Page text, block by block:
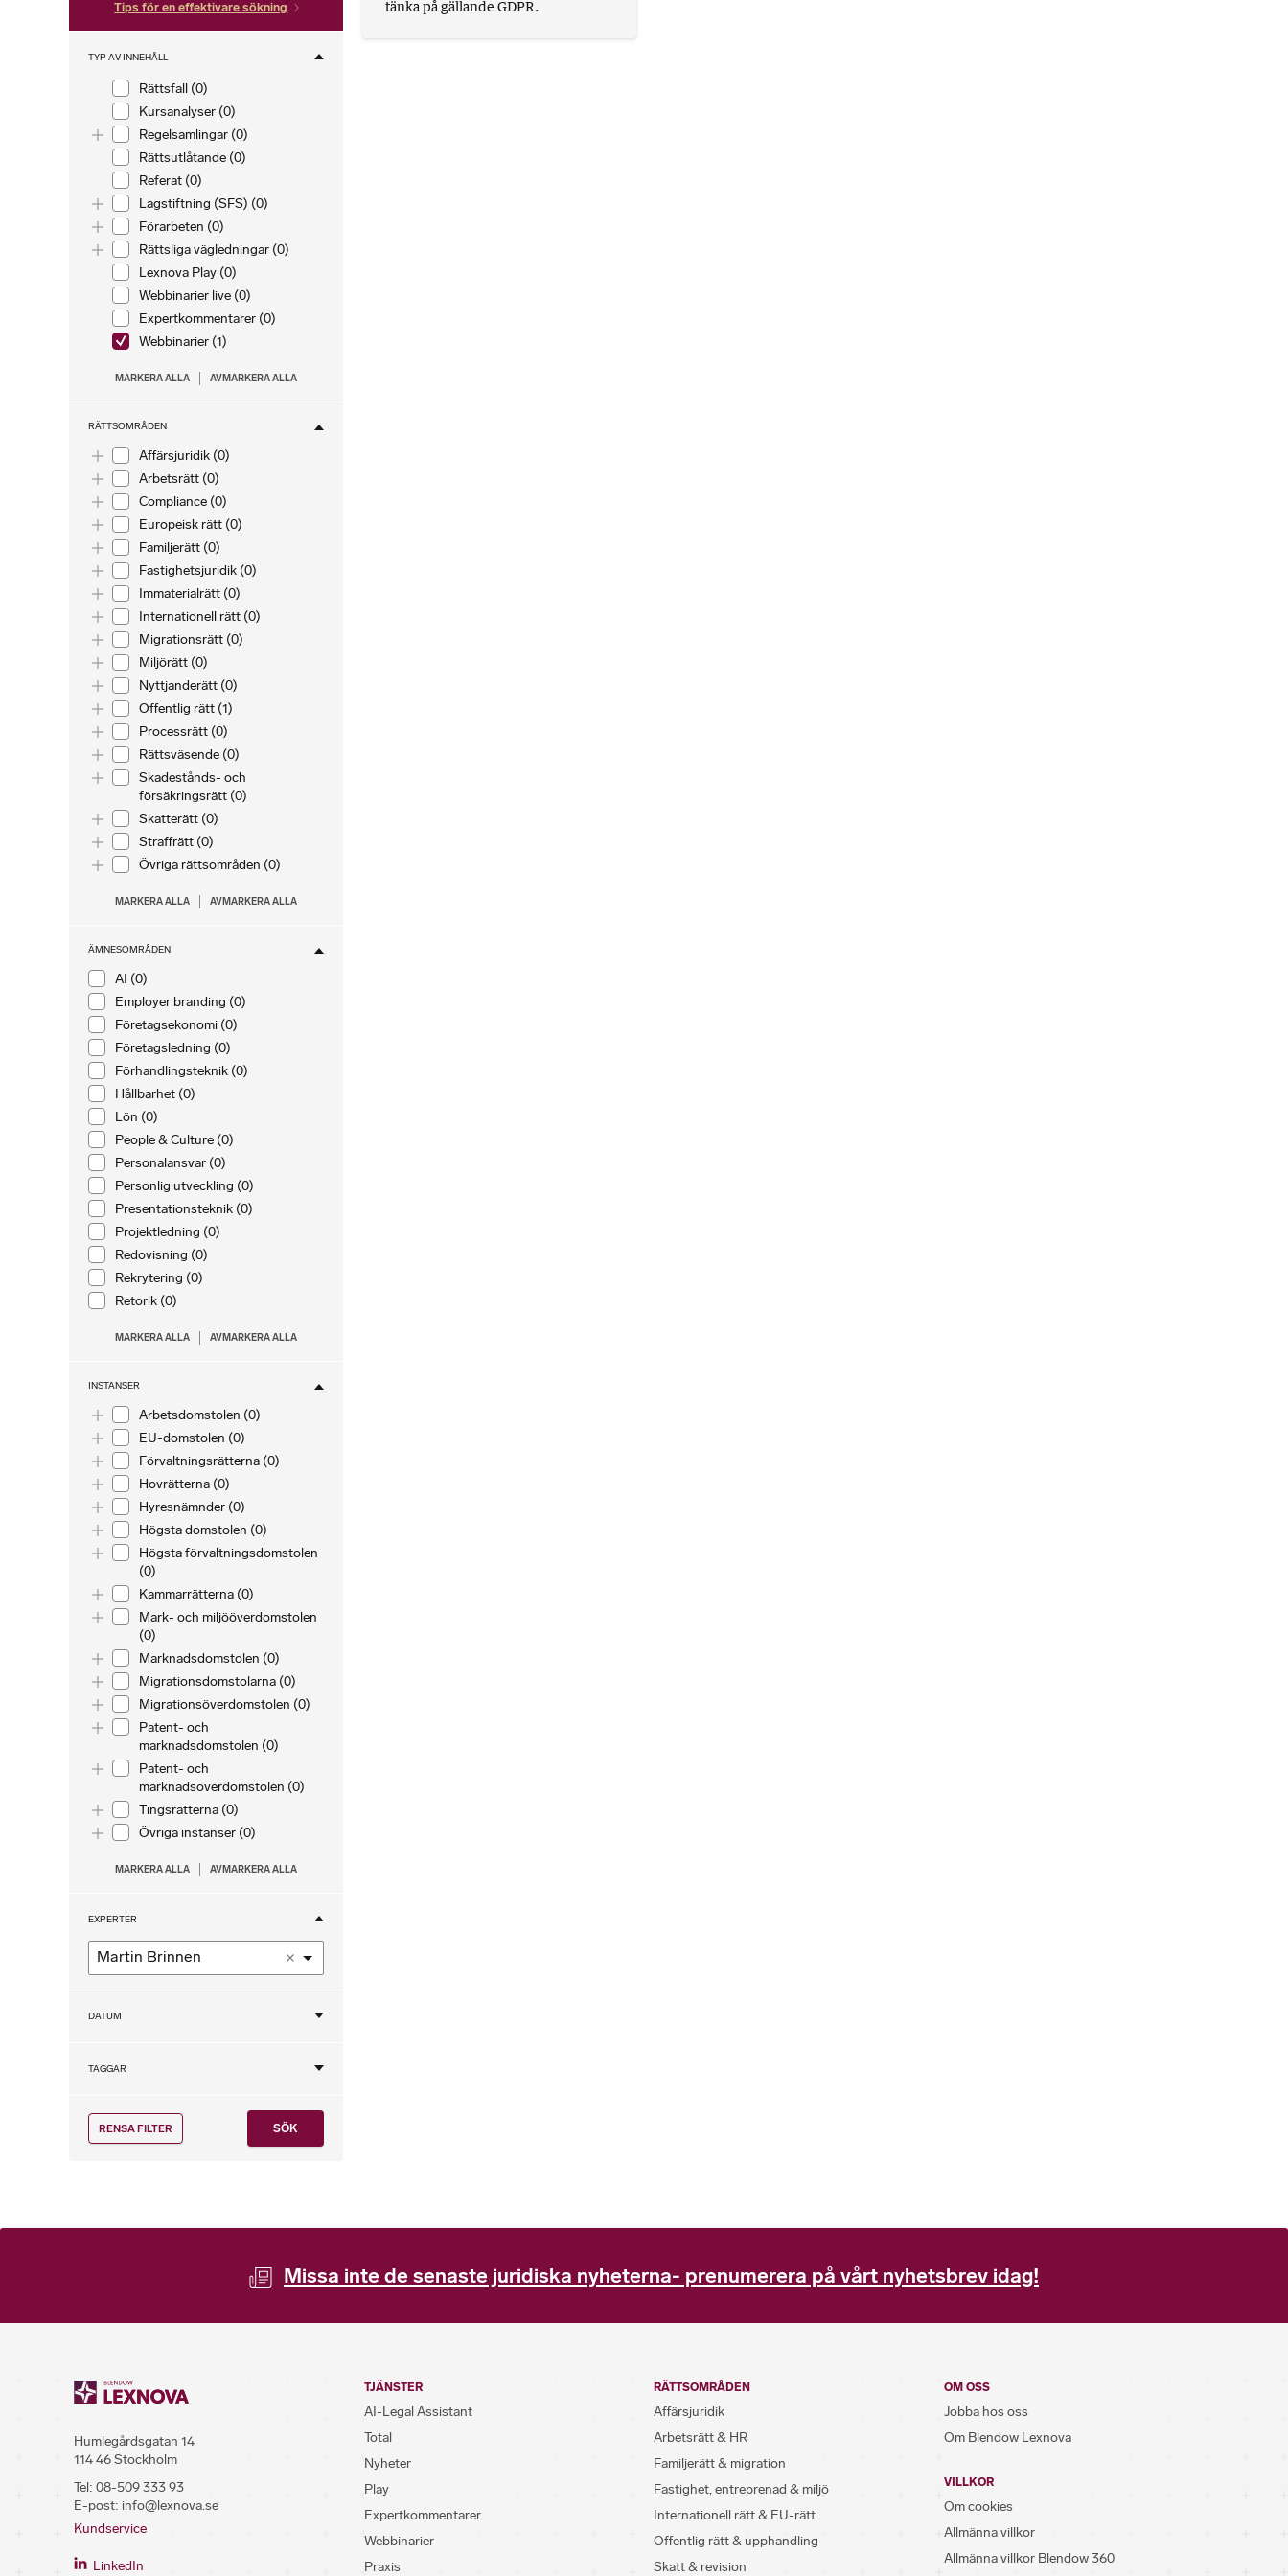
Tips för en effektivare sökning
TYP AV INNEHÅLL
Rättsfall (0)
Kursanalyser (0)
Regelsamlingar (0)
Toggle list
Rättsutlåtande (0)
Referat (0)
Lagstiftning (SFS) (0)
Toggle list
Förarbeten (0)
Toggle list
Rättsliga vägledningar (0)
Toggle list
Lexnova Play (0)
Webbinarier live (0)
Expertkommentarer (0)
Webbinarier (1)
MARKERA ALLA AVMARKERA ALLA
RÄTTSOMRÅDEN
Affärsjuridik (0)
Toggle list
Arbetsrätt (0)
Toggle list
Compliance (0)
Toggle list
Europeisk rätt (0)
Toggle list
Familjerätt (0)
Toggle list
Fastighetsjuridik (0)
Toggle list
Immaterialrätt (0)
Toggle list
Internationell rätt (0)
Toggle list
Migrationsrätt (0)
Toggle list
Miljörätt (0)
Toggle list
Nyttjanderätt (0)
Toggle list
Offentlig rätt (1)
Toggle list
Processrätt (0)
Toggle list
Rättsväsende (0)
Toggle list
Skadestånds- och
försäkringsrätt (0)
Toggle list
Skatterätt (0)
Toggle list
Straffrätt (0)
Toggle list
Övriga rättsområden (0)
Toggle list
MARKERA ALLA AVMARKERA ALLA
ÄMNESOMRÅDEN
AI (0)
Employer branding (0)
Företagsekonomi (0)
Företagsledning (0)
Förhandlingsteknik (0)
Hållbarhet (0)
Lön (0)
People & Culture (0)
Personalansvar (0)
Personlig utveckling (0)
Presentationsteknik (0)
Projektledning (0)
Redovisning (0)
Rekrytering (0)
Retorik (0)
MARKERA ALLA AVMARKERA ALLA
INSTANSER
Arbetsdomstolen (0)
Toggle list
EU-domstolen (0)
Toggle list
Förvaltningsrätterna (0)
Toggle list
Hovrätterna (0)
Toggle list
Hyresnämnder (0)
Toggle list
Högsta domstolen (0)
Toggle list
Högsta förvaltningsdomstolen
(0)
Toggle list
Kammarrätterna (0)
Toggle list
Mark- och miljööverdomstolen
(0)
Toggle list
Marknadsdomstolen (0)
Toggle list
Migrationsdomstolarna (0)
Toggle list
Migrationsöverdomstolen (0)
Toggle list
Patent- och
marknadsdomstolen (0)
Toggle list
Patent- och
marknadsöverdomstolen (0)
Toggle list
Tingsrätterna (0)
Toggle list
Övriga instanser (0)
Toggle list
MARKERA ALLA AVMARKERA ALLA
EXPERTER
Martin Brinnen
DATUM
TAGGAR
RENSA FILTER
tänka på gällande GDPR.
Missa inte de senaste juridiska nyheterna- prenumerera på vårt nyhetsbrev idag!
Humlegårdsgatan 14
114 46 Stockholm
Tel: 08-509 333 93
E-post: info@lexnova.se
Kundservice
LinkedIn
TJÄNSTER
AI-Legal Assistant
Total
Nyheter
Play
Expertkommentarer
Webbinarier
Praxis
RÄTTSOMRÅDEN
Affärsjuridik
Arbetsrätt & HR
Familjerätt & migration
Fastighet, entreprenad & miljö
Internationell rätt & EU-rätt
Offentlig rätt & upphandling
Skatt & revision
OM OSS
Jobba hos oss
Om Blendow Lexnova
VILLKOR
Om cookies
Allmänna villkor
Allmänna villkor Blendow 360